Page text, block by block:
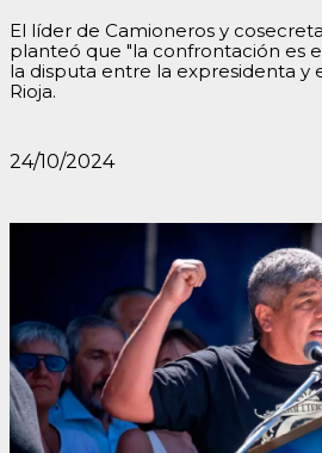
El líder de Camioneros y
planteó que "la confrontación es
la disputa entre la expresidenta y
Rioja.
24/10/2024